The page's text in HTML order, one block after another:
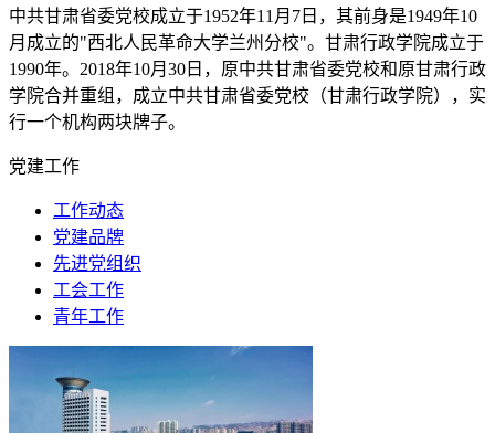
中共甘肃省委党校成立于1952年11月 7 日，其前身是1949年10
月成立的"西北人民革命大学兰州分校"。甘肃行政学院成立于
1990年。 2018年10月 30 日，原中共甘肃省委党校和原甘肃行政
学院合并重组，成立中共甘肃省委党校（甘肃行政学院），实
行一个机构两块牌子。
党建工作
工作动态
党建品牌
先进党组织
工会工作
青年工作